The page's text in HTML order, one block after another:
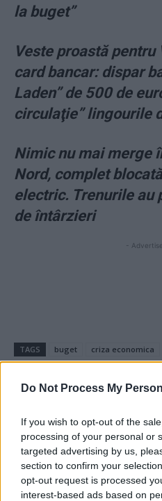
Do Not Process My
If you wish to opt-out of the
processing of your personal or
targeted advertising by us,
section to confirm your
opt-out request is processed
interest-based ads based on
la buget”
Veste proastă pentru
card bancar: dispar
Laden” de 500 de
circulaţie” lingourile
Nimic nu mai merge
Nord, complet
electric. Trenurile au
de întârzieri
-
TAGS buget criza economica
Articolul precedent
„Dragii mei liberali, nu mai dați